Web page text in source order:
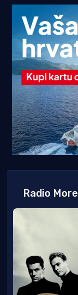
Radio More